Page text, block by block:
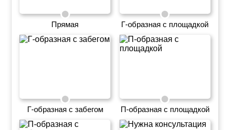
Прямая Г‑образная с площадкой
Г‑образная с забегом П‑образная с площадкой